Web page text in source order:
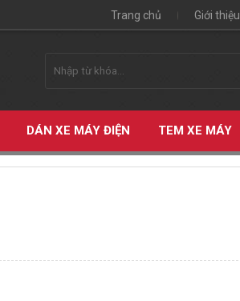
Trang chủ Giới thiệu
DÁN XE MÁY ĐIỆN TEM XE MÁY